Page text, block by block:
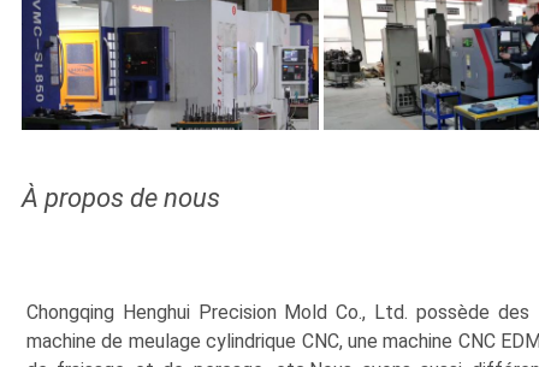
À propos de nous
Chongqing Henghui Precision Mold Co., Ltd. possède
machine de meulage cylindrique CNC, une machine CNC